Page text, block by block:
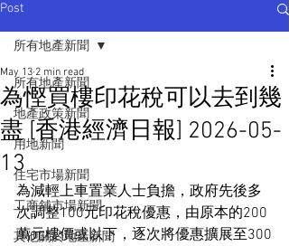
Post
所有地產新聞
地產政策新聞
用地新聞
住宅市場新聞
工商舖市場新聞
其他關於地產新聞
所有地產新聞
為慳買樓印花稅可以去到幾
盡 [香港經濟日報] 2026-05-
13
May 13 2 min read
為減輕上車置業人士負擔，政府先後多
次調整100元印花稅優惠，由原本的200
萬元樓價或以下，逐次將優惠擴展至300